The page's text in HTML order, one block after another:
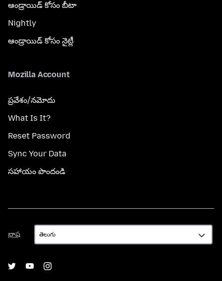
ఆండ్రాయిడ్ కోసం బీటా
Nightly
ఆండ్రాయిడ్ కోసం నైట్లీ
Mozilla Account
ప్రవేశం/నమోదు
What Is It?
Reset Password
Sync Your Data
సహాయం పొందండి
భాష
భాష